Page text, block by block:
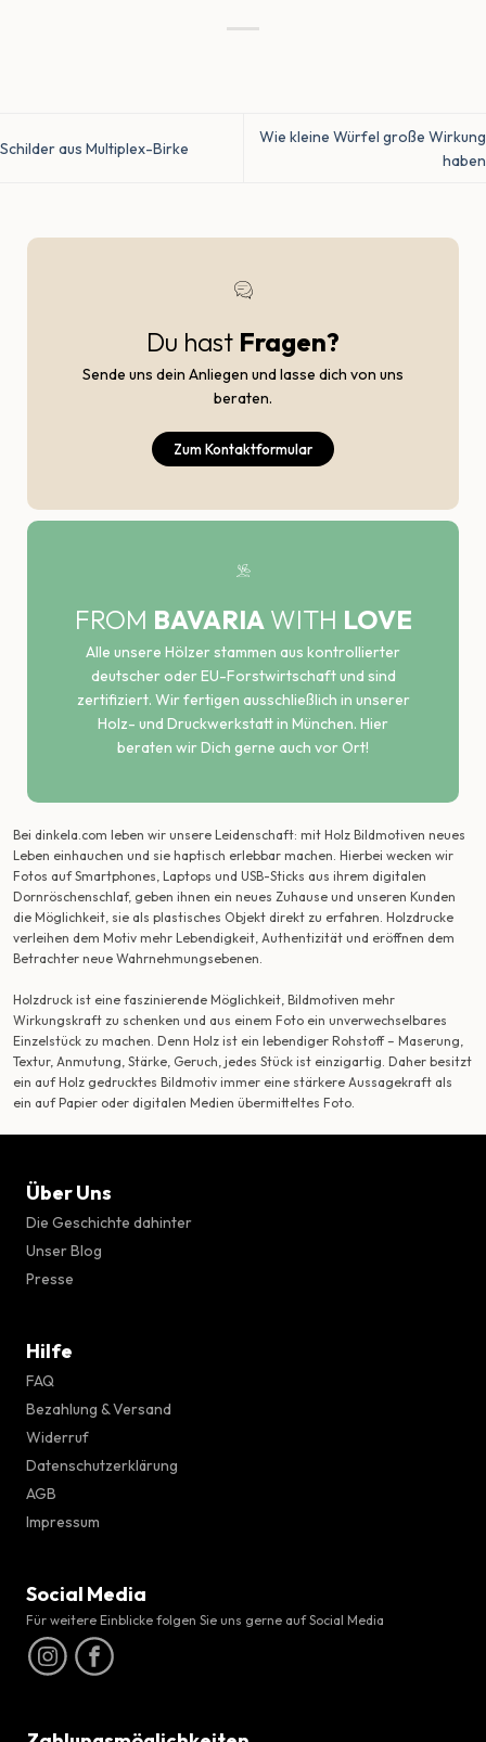
Schilder aus Multiplex-Birke
Wie kleine Würfel große Wirkung
haben
Du hast Fragen?
Sende uns dein Anliegen und lasse dich von uns
beraten.
Zum Kontaktformular
FROM BAVARIAWITH LOVE
Alle unsere Hölzer stammen aus kontrollierter
deutscher oder EU-Forstwirtschaft und sind
zertifiziert. Wir fertigen ausschließlich in unserer
Holz- und Druckwerkstatt in München. Hier
beraten wir Dich gerne auch vor Ort!
Bei dinkela.com leben wir unsere Leidenschaft: mit Holz Bildmotiven neues
Leben einhauchen und sie haptisch erlebbar machen. Hierbei wecken wir
Fotos auf Smartphones, Laptops und USB-Sticks aus ihrem digitalen
Dornröschenschlaf, geben ihnen ein neues Zuhause und unseren Kunden
die Möglichkeit, sie als plastisches Objekt direkt zu erfahren. Holzdrucke
verleihen dem Motiv mehr Lebendigkeit, Authentizität und eröffnen dem
Betrachter neue Wahrnehmungsebenen.
Holzdruck ist eine faszinierende Möglichkeit, Bildmotiven mehr
Wirkungskraft zu schenken und aus einem Foto ein unverwechselbares
Einzelstück zu machen. Denn Holz ist ein lebendiger Rohstoff – Maserung,
Textur, Anmutung, Stärke, Geruch, jedes Stück ist einzigartig. Daher besitzt
ein auf Holz gedrucktes Bildmotiv immer eine stärkere Aussagekraft als
ein auf Papier oder digitalen Medien übermitteltes Foto.
Über Uns
Die Geschichte dahinter
Unser Blog
Presse
Hilfe
FAQ
Bezahlung & Versand
Widerruf
Datenschutzerklärung
AGB
Impressum
Social Media
Für weitere Einblicke folgen Sie uns gerne auf Social Media